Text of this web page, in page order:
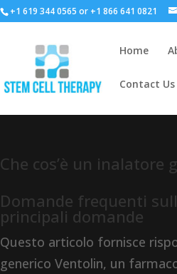
+1 619 344 0565 or +1 866 641 0821
Home
Contact Us
Che cos’è un inalatore
Domande frequenti
principali domande
Questo articolo fornisce
generico Ventolin, un